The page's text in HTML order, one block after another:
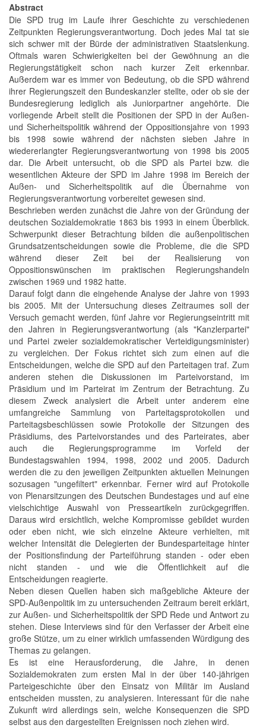
Abstract
Die SPD trug im Laufe ihrer Geschichte zu verschiedenen
Zeitpunkten Regierungsverantwortung. Doch jedes Mal tat sie
sich schwer mit der Bürde der administrativen Staatslenkung.
Oftmals waren Schwierigkeiten bei der Gewöhnung an die
Regierungstätigkeit schon nach kurzer Zeit erkennbar.
Außerdem war es immer von Bedeutung, ob die SPD während
ihrer Regierungszeit den Bundeskanzler stellte, oder ob sie der
Bundesregierung lediglich als Juniorpartner angehörte. Die
vorliegende Arbeit stellt die Positionen der SPD in der Außen-
und Sicherheitspolitik während der Oppositionsjahre von 1993
bis 1998 sowie während der nächsten sieben Jahre in
wiedererlangter Regierungsverantwortung von 1998 bis 2005
dar. Die Arbeit untersucht, ob die SPD als Partei bzw. die
wesentlichen Akteure der SPD im Jahre 1998 im Bereich der
Außen- und Sicherheitspolitik auf die Übernahme von
Regierungsverantwortung vorbereitet gewesen sind.
Beschrieben werden zunächst die Jahre von der Gründung der
deutschen Sozialdemokratie 1863 bis 1993 in einem Überblick.
Schwerpunkt dieser Betrachtung bilden die außenpolitischen
Grundsatzentscheidungen sowie die Probleme, die die SPD
während dieser Zeit bei der Realisierung von
Oppositionswünschen im praktischen Regierungshandeln
zwischen 1969 und 1982 hatte.
Darauf folgt dann die eingehende Analyse der Jahre von 1993
bis 2005. Mit der Untersuchung dieses Zeitraumes soll der
Versuch gemacht werden, fünf Jahre vor Regierungseintritt mit
den Jahren in Regierungsverantwortung (als "Kanzlerpartei"
und Partei zweier sozialdemokratischer Verteidigungsminister)
zu vergleichen. Der Fokus richtet sich zum einen auf die
Entscheidungen, welche die SPD auf den Parteitagen traf. Zum
anderen stehen die Diskussionen im Parteivorstand, im
Präsidium und im Parteirat im Zentrum der Betrachtung. Zu
diesem Zweck analysiert die Arbeit unter anderem eine
umfangreiche Sammlung von Parteitagsprotokollen und
Parteitagsbeschlüssen sowie Protokolle der Sitzungen des
Präsidiums, des Parteivorstandes und des Parteirates, aber
auch die Regierungsprogramme im Vorfeld der
Bundestagswahlen 1994, 1998, 2002 und 2005. Dadurch
werden die zu den jeweiligen Zeitpunkten aktuellen Meinungen
sozusagen "ungefiltert" erkennbar. Ferner wird auf Protokolle
von Plenarsitzungen des Deutschen Bundestages und auf eine
vielschichtige Auswahl von Presseartikeln zurückgegriffen.
Daraus wird ersichtlich, welche Kompromisse gebildet wurden
oder eben nicht, wie sich einzelne Akteure verhielten, mit
welcher Intensität die Delegierten der Bundesparteitage hinter
der Positionsfindung der Parteiführung standen - oder eben
nicht standen - und wie die Öffentlichkeit auf die
Entscheidungen reagierte.
Neben diesen Quellen haben sich maßgebliche Akteure der
SPD-Außenpolitik im zu untersuchenden Zeitraum bereit erklärt,
zur Außen- und Sicherheitspolitik der SPD Rede und Antwort zu
stehen. Diese Interviews sind für den Verfasser der Arbeit eine
große Stütze, um zu einer wirklich umfassenden Würdigung des
Themas zu gelangen.
Es ist eine Herausforderung, die Jahre, in denen
Sozialdemokraten zum ersten Mal in der über 140-jährigen
Parteigeschichte über den Einsatz von Militär im Ausland
entscheiden mussten, zu analysieren. Interessant für die nahe
Zukunft wird allerdings sein, welche Konsequenzen die SPD
selbst aus den dargestellten Ereignissen noch ziehen wird.